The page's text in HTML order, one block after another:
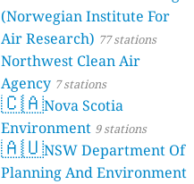
(Norwegian Institute For
Air Research) 77 stations
Northwest Clean Air
Agency 7 stations
🇨🇦Nova Scotia
Environment 9 stations
🇦🇺NSW Department Of
Planning And Environment